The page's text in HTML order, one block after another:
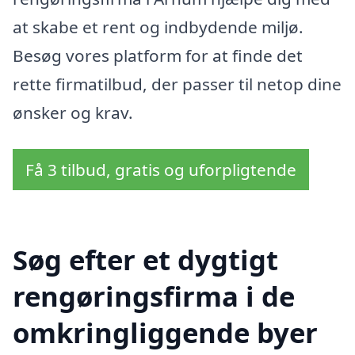
at skabe et rent og indbydende miljø.
Besøg vores platform for at finde det
rette firmatilbud, der passer til netop dine
ønsker og krav.
Få 3 tilbud, gratis og uforpligtende
Søg efter et dygtigt
rengøringsfirma i de
omkringliggende byer